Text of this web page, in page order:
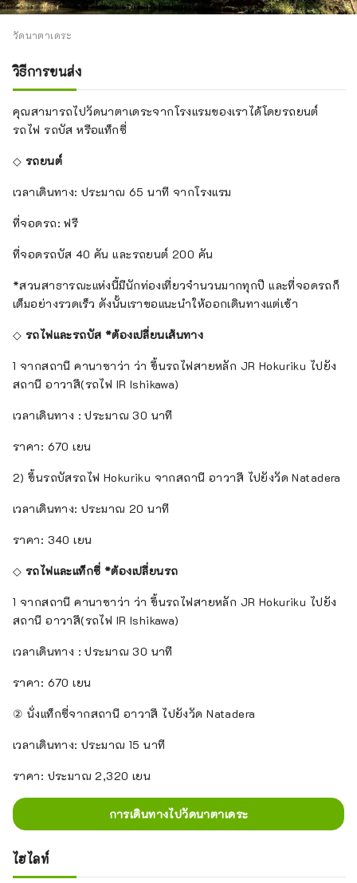
วัดนาตาเดระ
วิธีการขนส่ง
คุณสามารถไปวัดนาตาเดระจากโรงแรมของเราได้โดยรถยนต์
รถไฟ รถบัส หรือแท็กซี่
◇ รถยนต์
เวลาเดินทาง: ประมาณ 65 นาที จากโรงแรม
ที่จอดรถ: ฟรี
ที่จอดรถบัส 40 คัน และรถยนต์ 200 คัน
*สวนสาธารณะแห่งนี้มีนักท่องเที่ยวจำนวนมากทุกปี และที่จอดรถก็
เต็มอย่างรวดเร็ว ดังนั้นเราขอแนะนำให้ออกเดินทางแต่เช้า
◇ รถไฟและรถบัส *ต้องเปลี่ยนเส้นทาง
1 จากสถานี คานาซาว่า ว่า ขึ้นรถไฟสายหลัก JR Hokuriku ไปยัง
สถานี อาวาสึ(รถไฟ IR Ishikawa)
เวลาเดินทาง : ประมาณ 30 นาที
ราคา: 670 เยน
2) ขึ้นรถบัสรถไฟ Hokuriku จากสถานี อาวาสึ ไปยังวัด Natadera
เวลาเดินทาง: ประมาณ 20 นาที
ราคา: 340 เยน
◇ รถไฟและแท็กซี่ *ต้องเปลี่ยนรถ
1 จากสถานี คานาซาว่า ว่า ขึ้นรถไฟสายหลัก JR Hokuriku ไปยัง
สถานี อาวาสึ(รถไฟ IR Ishikawa)
เวลาเดินทาง : ประมาณ 30 นาที
ราคา: 670 เยน
② นั่งแท็กซี่จากสถานี อาวาสึ ไปยังวัด Natadera
เวลาเดินทาง: ประมาณ 15 นาที
ราคา: ประมาณ 2,320 เยน
การเดินทางไปวัดนาตาเดระ
ไฮไลท์